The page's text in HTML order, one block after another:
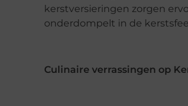
kerstversieringen zorgen
onderdompelt in de
Culinaire verrassingen op